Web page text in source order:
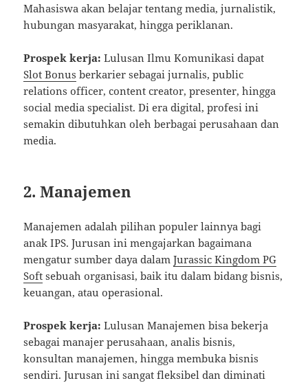
Mahasiswa akan belajar tentang media, jurnalistik,
hubungan masyarakat, hingga periklanan.
Prospek kerja: Lulusan Ilmu Komunikasi dapat
Slot Bonus berkarier sebagai jurnalis, public
relations officer, content creator, presenter, hingga
social media specialist. Di era digital, profesi ini
semakin dibutuhkan oleh berbagai perusahaan dan
media.
2. Manajemen
Manajemen adalah pilihan populer lainnya bagi
anak IPS. Jurusan ini mengajarkan bagaimana
mengatur sumber daya dalamJurassic Kingdom PG
Soft sebuah organisasi, baik itu dalam bidang bisnis,
keuangan, atau operasional.
Prospek kerja: Lulusan Manajemen bisa bekerja
sebagai manajer perusahaan, analis bisnis,
konsultan manajemen, hingga membuka bisnis
sendiri. Jurusan ini sangat fleksibel dan diminati